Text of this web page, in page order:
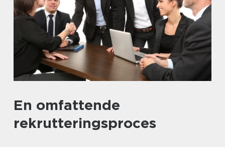
En omfattende
rekrutteringsproces